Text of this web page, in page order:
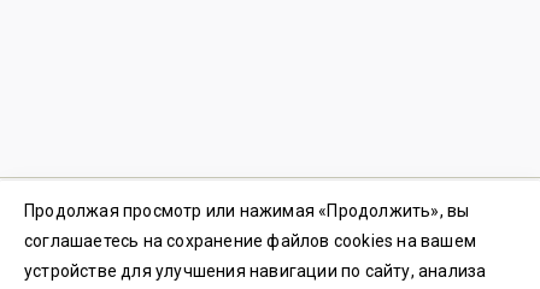
© 2023-2026 ООО «3Д ПЛАТФОРМА» ИНН 7702437500
Пользовательское соглашение |Политика конфиденциальности
Политика куки-файлов|Согласие на обработку
Продолжая просмотр или нажимая «Продолжить», вы
соглашаетесь на сохранение файлов cookies на вашем
устройстве для улучшения навигации по сайту, анализа